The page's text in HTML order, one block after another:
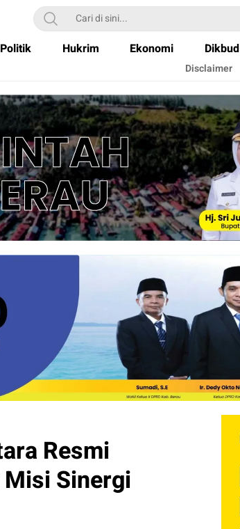
Politik Hukrim Ekonomi Dikbud
Disclaimer
Resmi
Sinergi